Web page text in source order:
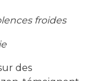
froides
des